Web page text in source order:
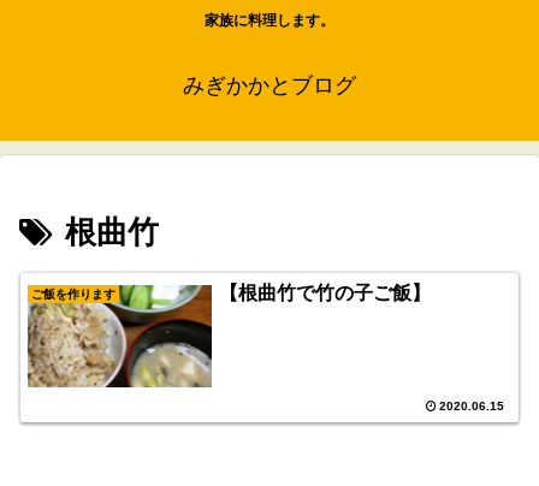
家族に料理します。
みぎかかとブログ
根曲竹
ご飯を作ります 【根曲竹で竹の子ご飯】
2020.06.15